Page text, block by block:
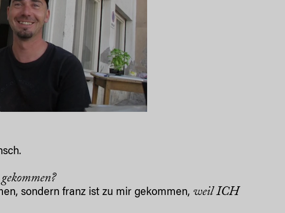
sondern franz ist zu mir gekommen, weil ICH